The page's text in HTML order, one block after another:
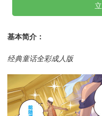
基本简介：
经典童话全彩成人版